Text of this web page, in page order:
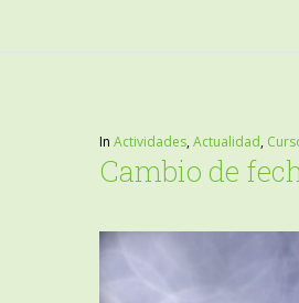
In Actividades,Actualidad,
Cambio de